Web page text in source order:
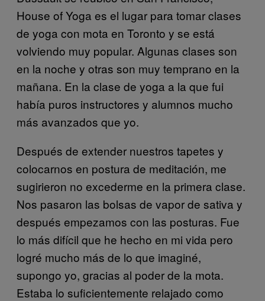
House of Yoga es el lugar para tomar clases
de yoga con mota en Toronto y se está
volviendo muy popular. Algunas clases son
en la noche y otras son muy temprano en la
mañana. En la clase de yoga a la que fui
había puros instructores y alumnos mucho
más avanzados que yo.
Después de extender nuestros tapetes y
colocarnos en postura de meditación, me
sugirieron no excederme en la primera clase.
Nos pasaron las bolsas de vapor de sativa y
después empezamos con las posturas. Fue
lo más difícil que he hecho en mi vida pero
logré mucho más de lo que imaginé,
supongo yo, gracias al poder de la mota.
Estaba lo suficientemente relajado como